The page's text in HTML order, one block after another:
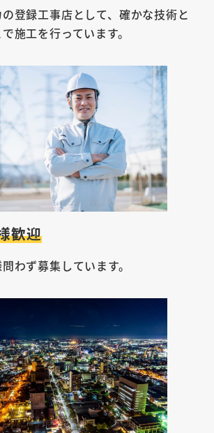
登録工事店として、確かな技術と
施工を行っています。
歓迎
わず募集しています。